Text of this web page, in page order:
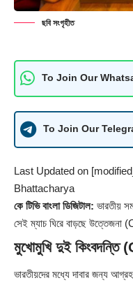
ছবি সংগৃহীত
To Join Our
To Join Our
Last Updated on
Bhattacharya
কে টিভি বাংলা ডিজিটাল: ভারতীয়
সেই ম্যাচ ঘিরে বাড়ছে উত্তেজনা
মুখোমুখি দুই
ভারতীয়দের মধ্যে দাবার জন্য